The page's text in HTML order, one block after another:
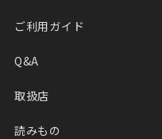
ご利用ガイド
Q&A
取扱店
読みもの